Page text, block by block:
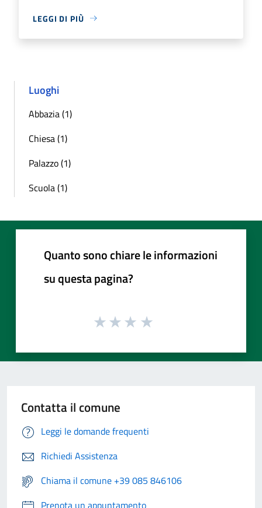
LEGGI DI PIÙ
Luoghi
Abbazia (1)
Chiesa (1)
Palazzo (1)
Scuola (1)
Quanto sono chiare le informazioni
su questa pagina?
Contatta il comune
Leggi le domande frequenti
Richiedi Assistenza
Chiama il comune +39 085 846106